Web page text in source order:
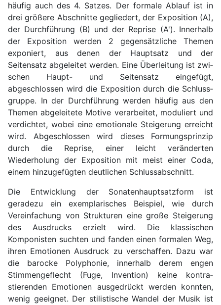
häufig auch des 4. Satzes. Der formale Ablauf ist in
drei größere Abschnitte gegliedert, der Exposition (A),
der Durch­führung (B) und der Reprise (A'). Innerhalb
der Exposition werden 2 gegensätzliche Themen
expo­niert, aus denen der Hauptsatz und der
Seitensatz abgeleitet werden. Eine Überleitung ist zwi­
schen Haupt- und Seitensatz eingefügt,
abgeschlossen wird die Exposition durch die Schluss­
gruppe. In der Durchführung werden häufig aus den
Themen abgeleitete Motive ver­arbeitet, moduliert und
verdichtet, wobei eine emotionale Steigerung erreicht
wird. Abgeschlossen wird dieses Formungsprinzip
durch die Reprise, einer leicht veränderten
Wiederholung der Exposition mit meist einer Coda,
einem hinzugefügten deutlichen Schlussabschnitt.
Die Entwicklung der Sona­tenhauptsatzform ist
geradezu ein exemplarisches Beispiel, wie durch
Vereinfachung von Struktu­ren eine große Steigerung
des Ausdrucks erzielt wird. Die klassischen
Komponisten suchten und fanden einen formalen Weg,
ihren Emotionen Ausdruck zu verschaffen. Dazu war
die barocke Polyphonie, innerhalb derem engen
Stimmengeflecht (Fuge, Invention) keine kontra­
stierenden Emotionen ausgedrückt werden konnten,
wenig geeignet. Der stilistische Wandel der Musik ist